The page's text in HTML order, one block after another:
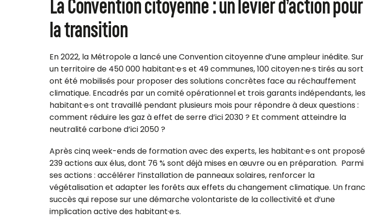
la transition
En 2022, la Métropole a lancé une Convention citoyenne d’une ampleur inédite. Sur
un territoire de 450 000 habitant·e·set 49 communes, 100citoyen·ne·s tirés au sort
ont été mobilisés pour proposer des solutions concrètes face au réchauffement
climatique. Encadrés par un comité opérationnel et trois garants indépendants, les
habitant·e·sont travaillé pendant plusieurs mois pour répondre à deux questions :
comment réduire les gaz à effet de serre d’ici 2030 ? Et comment atteindre la
neutralité carbone d’ici 2050 ?
Après cinq week-ends de formation avec des experts, les habitant·e·sont proposé
239 actions aux élus, dont 76 % sont déjà mises en œuvre ou en préparation. Parmi
ses actions : accélérer l’installation de panneaux solaires, renforcer la
végétalisation et adapter les forêts aux effets du changement climatique. Un franc
succès qui repose sur une démarche volontariste de la collectivité et d’une
implication active des habitant·e·s.